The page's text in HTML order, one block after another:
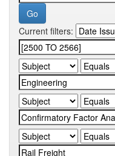
Current filters: